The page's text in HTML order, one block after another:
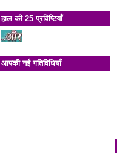
हाल की 25 प्रविष्टियाँ
आपकी नई गतिविधियाँ